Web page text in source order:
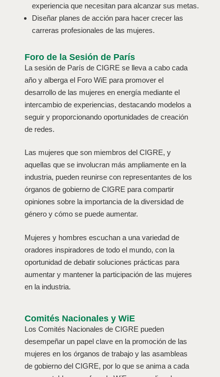
experiencia que necesitan para alcanzar sus metas.
Diseñar planes de acción para hacer crecer las
carreras profesionales de las mujeres.
Foro de la Sesión de París
La sesión de París de CIGRE se lleva a cabo cada
año y alberga el Foro WiE para promover el
desarrollo de las mujeres en energía mediante el
intercambio de experiencias, destacando modelos a
seguir y proporcionando oportunidades de creación
de redes.
Las mujeres que son miembros del CIGRE, y
aquellas que se involucran más ampliamente en la
industria, pueden reunirse con representantes de los
órganos de gobierno de CIGRE para compartir
opiniones sobre la importancia de la diversidad de
género y cómo se puede aumentar.
Mujeres y hombres escuchan a una variedad de
oradores inspiradores de todo el mundo, con la
oportunidad de debatir soluciones prácticas para
aumentar y mantener la participación de las mujeres
en la industria.
Comités Nacionales y WiE
Los Comités Nacionales de CIGRE pueden
desempeñar un papel clave en la promoción de las
mujeres en los órganos de trabajo y las asambleas
de gobierno del CIGRE, por lo que se anima a cada